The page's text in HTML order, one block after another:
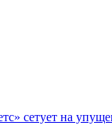
сетует на